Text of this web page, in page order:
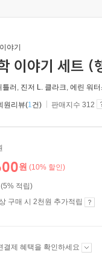
야기
이야기 세트
틀러 , 진저 L. 클라크, 에린 워터
원리뷰(1건) 판매지수 312
원 (10% 할인)
적립)
구매 시 2천원 추가적립
결제 혜택을 확인하세요